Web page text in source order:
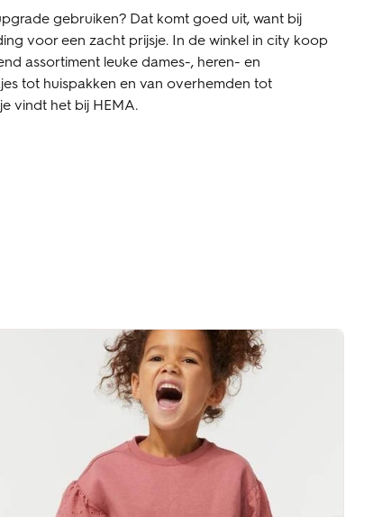
gebruiken? Dat komt goed uit, want bij
voor een zacht prijsje. In de winkel in city koop
assortiment leuke dames-, heren- en
tot huispakken en van overhemden tot
vindt het bij HEMA.